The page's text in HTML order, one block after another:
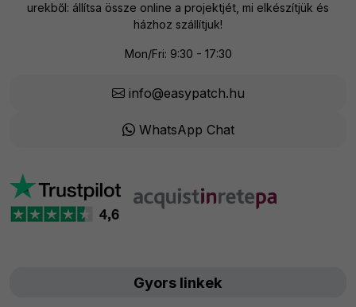
urekből: állítsa össze online a projektjét, mi elkészítjük és
házhoz szállítjuk!
Mon/Fri: 9:30 - 17:30
info@easypatch.hu
WhatsApp Chat
Gyors linkek